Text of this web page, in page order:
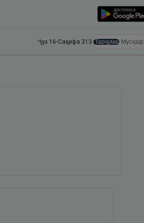
Ҷуз 16•Саҳифа 313 Тарҷума Мусҳаф